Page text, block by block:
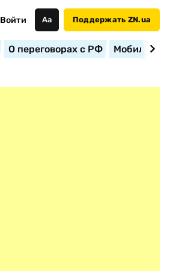
Войти Аа Поддержать ZN.ua
О переговорах с РФ